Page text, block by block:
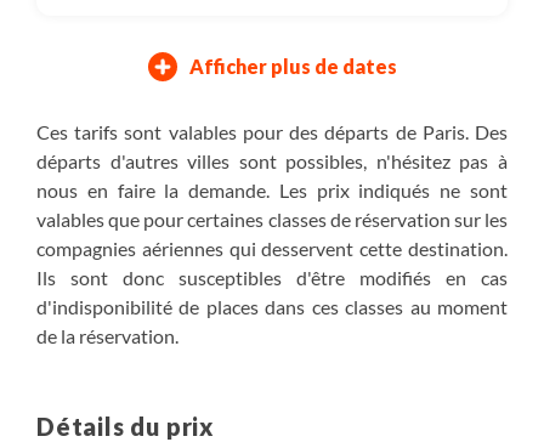
Assuré à partir de 4 Inclus : vol
5 150 €/ pers
S'inscrire
Afficher plus de dates
Ces tarifs sont valables pour des départs de Paris. Des
départs d'autres villes sont possibles, n'hésitez pas à
nous en faire la demande. Les prix indiqués ne sont
valables que pour certaines classes de réservation sur les
compagnies aériennes qui desservent cette destination.
Ils sont donc susceptibles d'être modifiés en cas
d'indisponibilité de places dans ces classes au moment
de la réservation.
Détails du prix